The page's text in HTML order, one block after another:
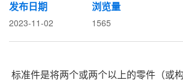
发布日期
2023-11-02
浏览量
1565
标准件是将两个或两个以上的零件（或